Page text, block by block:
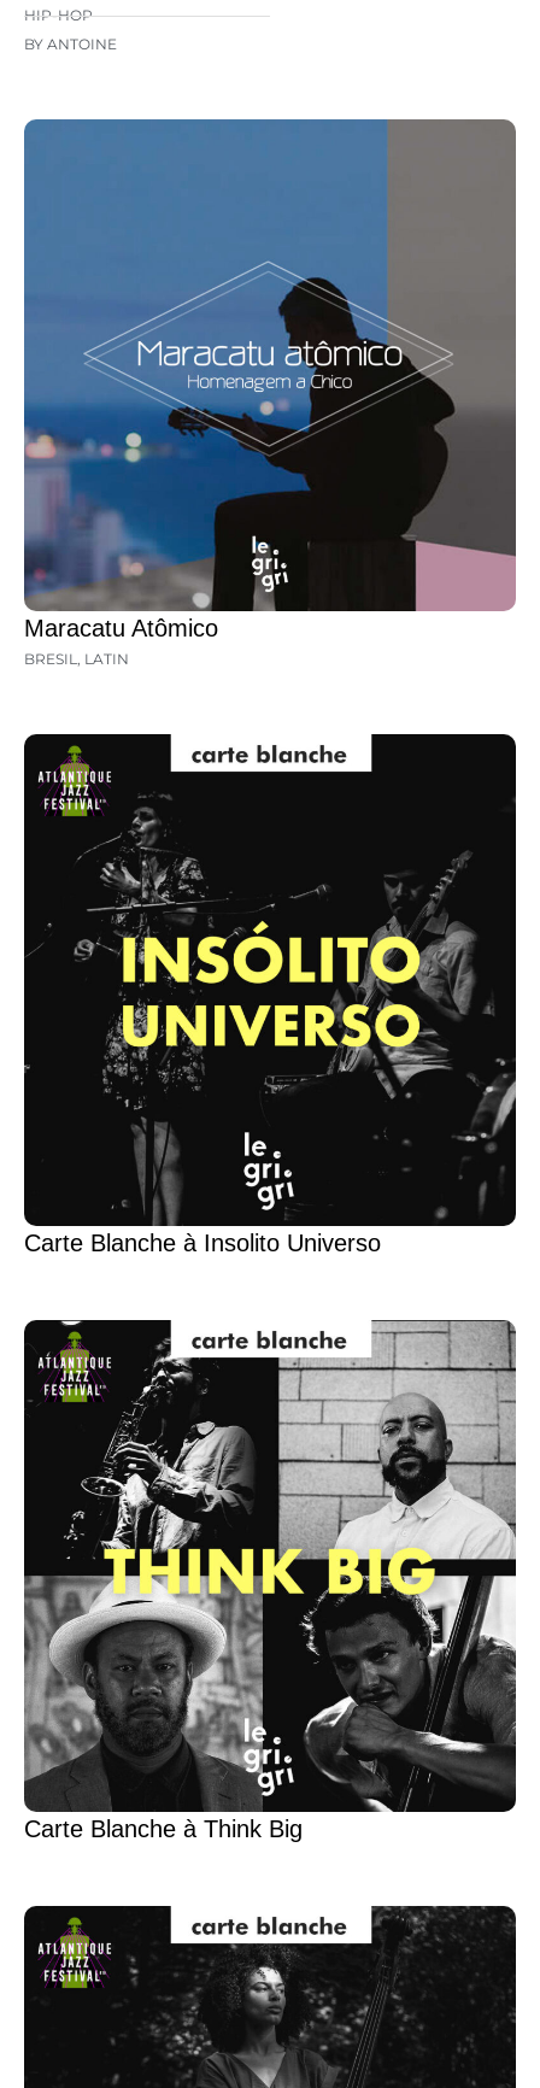
HIP-HOP
BY ANTOINE
Maracatu Atômico
BRESIL, LATIN
Carte Blanche à Insolito Universo
Carte Blanche à Think Big